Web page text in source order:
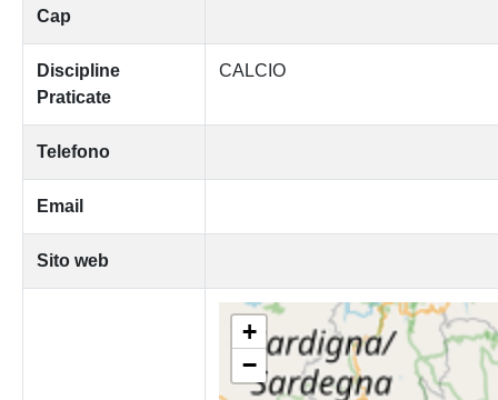
Cap
Discipline
Praticate
CALCIO
Telefono
Email
Sito web
+
−